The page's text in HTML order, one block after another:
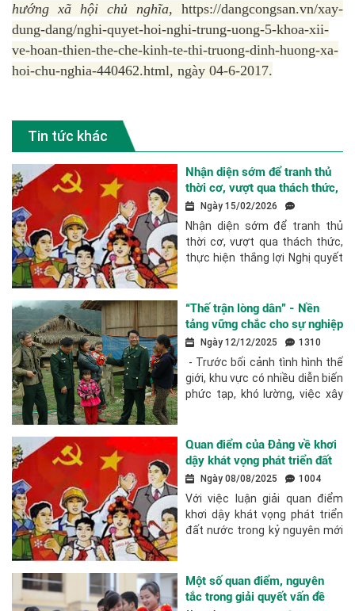
hướng xã hội chủ nghĩa, https://dangcongsan.vn/xay-
dung-dang/nghi-quyet-hoi-nghi-trung-uong-5-khoa-xii-
ve-hoan-thien-the-che-kinh-te-thi-truong-dinh-huong-xa-
hoi-chu-nghia-440462.html, ngày 04-6-2017.
Tin tức khác
Nhận diện sớm để tranh thủ
thời cơ, vượt qua thách thức,
thực hiện thắng lợi Nghị
quyết Đại hội XIV của Đảng
Ngày 15/02/2026
Nhận diện sớm để tranh thủ
thời cơ, vượt qua thách thức,
thực hiện thắng lợi Nghị quyết
diện sớm có ý nghĩa đặc biệt
quan...
“Thế trận lòng dân” - Nền
tảng vững chắc cho sự nghiệp
xây dựng và bảo vệ Tổ quốc ở
các tỉnh, thành phố phía Nam
Ngày 12/12/2025 1310
- Trước bối cảnh tình hình thế
giới, khu vực có nhiều diễn biến
phức tạp, khó lường, việc xây
chung, các tỉnh,...
Quan điểm của Đảng về khơi
dậy khát vọng phát triển đất
nước phồn vinh, hạnh phúc
trong kỷ nguyên mới
Ngày 08/08/2025 1004
Với việc luận giải quan điểm
khơi dậy khát vọng phát triển
đất nước trong kỷ nguyên mới
triển đất nước phồn vinh, hạnh
phúc là...
Một số quan điểm, nguyên
tắc trong giải quyết vấn đề